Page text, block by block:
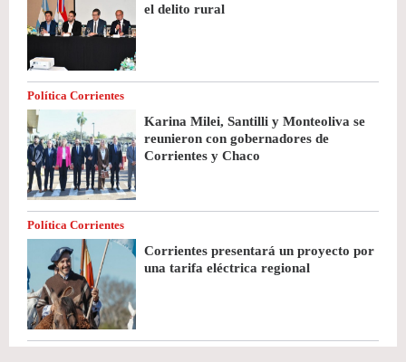
el delito rural
Política Corrientes
Karina Milei, Santilli y Monteoliva se
reunieron con gobernadores de
Corrientes y Chaco
Política Corrientes
Corrientes presentará un proyecto por
una tarifa eléctrica regional